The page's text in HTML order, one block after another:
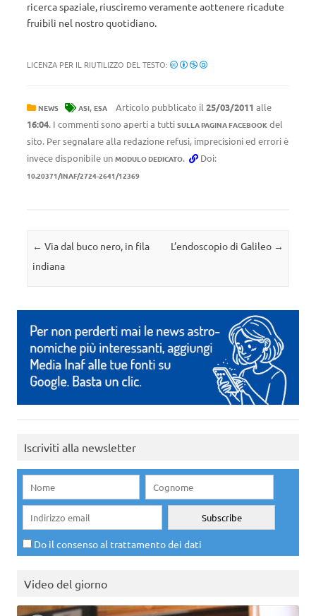
ricerca spaziale, riusciremo veramente aottenere ricadute
fruibili nel nostro quotidiano.
LICENZA PER IL RIUTILIZZO DEL TESTO:
NEWS ASI, ESA Articolo pubblicato il 25/03/2011 alle
16:04. I commenti sono aperti a tutti SULLA PAGINA FACEBOOK del
sito. Per segnalare alla redazione refusi, imprecisioni ed errori è
invece disponibile un MODULO DEDICATO. Doi:
10.20371/INAF/2724-2641/12369
Navigazione articolo
← Via dal buco nero, in fila
indiana
L’endoscopio di Galileo →
Iscriviti alla newsletter
Do il consenso al trattamento dei dati
Video del giorno